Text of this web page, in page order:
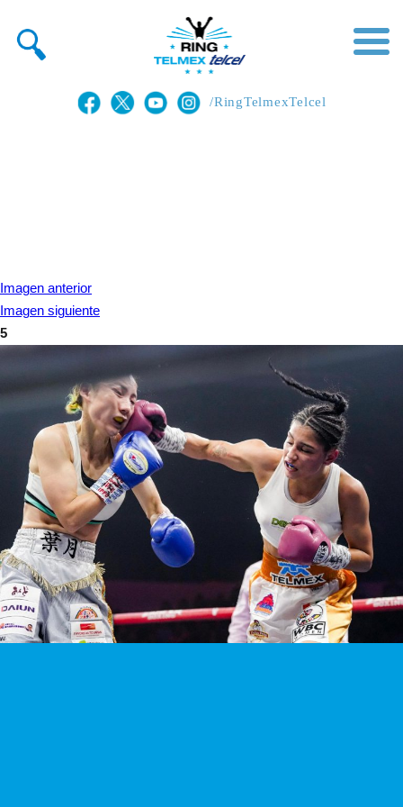
/RingTelmexTelcel
Imagen anterior
Imagen siguiente
5